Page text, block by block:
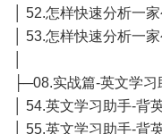
│ 52.怎样快速分析一
│ 53.怎样快速分析一
├─08.实战篇-英文学习
│ 54.英文学习助手-背
│ 55.英文学习助手-背